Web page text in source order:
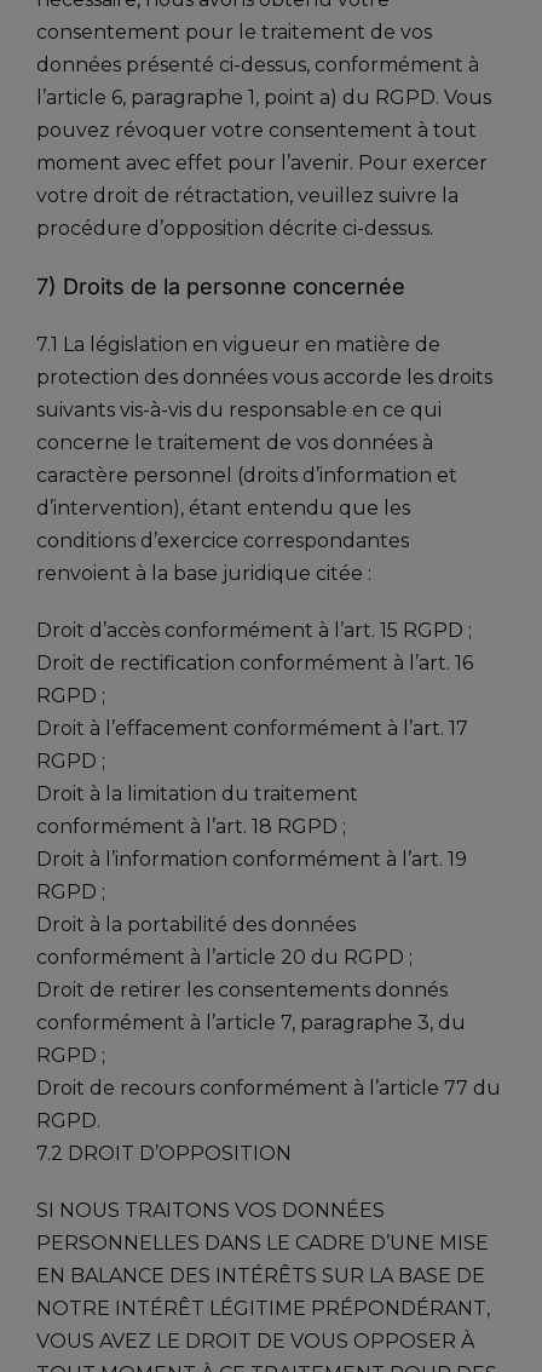
consentement pour le traitement de vos
données présenté ci-dessus, conformément à
l’article 6, paragraphe 1, point a) du RGPD. Vous
pouvez révoquer votre consentement à tout
moment avec effet pour l’avenir. Pour exercer
votre droit de rétractation, veuillez suivre la
procédure d’opposition décrite ci-dessus.
7) Droits de la personne concernée
7.1 La législation en vigueur en matière de
protection des données vous accorde les droits
suivants vis-à-vis du responsable en ce qui
concerne le traitement de vos données à
caractère personnel (droits d’information et
d’intervention), étant entendu que les
conditions d’exercice correspondantes
renvoient à la base juridique citée :
Droit d’accès conformément à l’art. 15 RGPD ;
Droit de rectification conformément à l’art. 16
RGPD ;
Droit à l’effacement conformément à l’art. 17
RGPD ;
Droit à la limitation du traitement
conformément à l’art. 18 RGPD ;
Droit à l’information conformément à l’art. 19
RGPD ;
Droit à la portabilité des données
conformément à l’article 20 du RGPD ;
Droit de retirer les consentements donnés
conformément à l’article 7, paragraphe 3, du
RGPD ;
Droit de recours conformément à l’article 77 du
RGPD.
7.2 DROIT D’OPPOSITION
SI NOUS TRAITONS VOS DONNÉES
PERSONNELLES DANS LE CADRE D’UNE MISE
EN BALANCE DES INTÉRÊTS SUR LA BASE DE
NOTRE INTÉRÊT LÉGITIME PRÉPONDÉRANT,
VOUS AVEZ LE DROIT DE VOUS OPPOSER À